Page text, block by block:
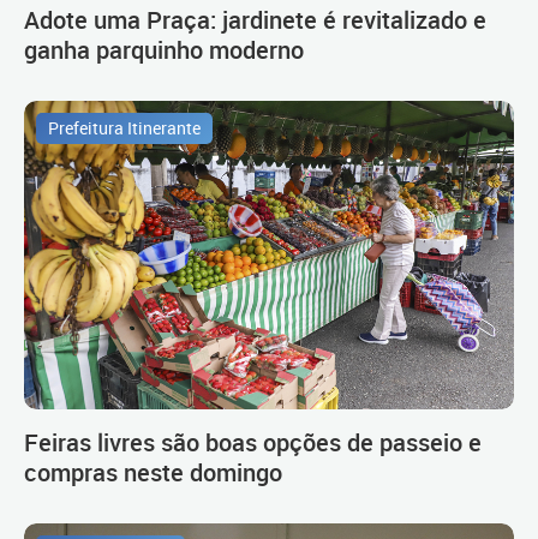
Adote uma Praça: jardinete é revitalizado e
ganha parquinho moderno
Prefeitura Itinerante
Feiras livres são boas opções de passeio e
compras neste domingo